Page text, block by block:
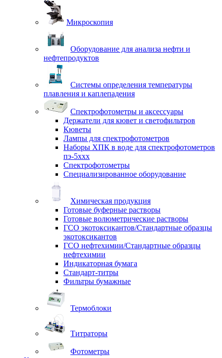
Микроскопия
Оборудование для анализа нефти и
нефтепродуктов
Системы определения температуры
плавления и каплепадения
Спектрофотометры и аксессуары
Держатели для кювет и светофильтров
Кюветы
Лампы для спектрофотометров
Наборы ХПК в воде для спектрофотометров
пэ-5ххх
Спектрофотометры
Специализированное оборудование
Химическая продукция
Готовые буферные растворы
Готовые волюметрические растворы
ГСО экотоксикантов/Стандартные образцы
экотоксикантов
ГСО нефтехимии/Стандартные образцы
нефтехимии
Индикаторная бумага
Стандарт-титры
Фильтры бумажные
Термоблоки
Титраторы
Фотометры